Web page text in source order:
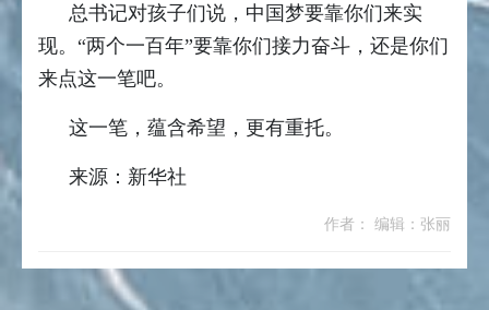
总书记对孩子们说，中国梦要靠你们来实
现。“两个一百年”要靠你们接力奋斗，还是你们
来点这一笔吧。
这一笔，蕴含希望，更有重托。
来源：新华社
作者： 编辑：张丽